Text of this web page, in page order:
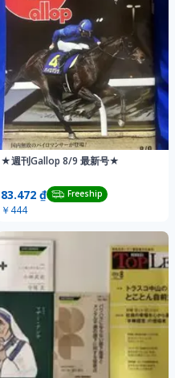
★週刊Gallop 8/9 最新号★
83.472 ₫ Freeship
￥444